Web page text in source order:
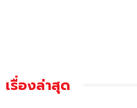
เรื่องล่าสุด